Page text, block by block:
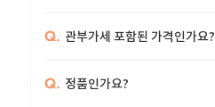
Q. 관부가세 포함된 가격인가요?
Q. 정품인가요?